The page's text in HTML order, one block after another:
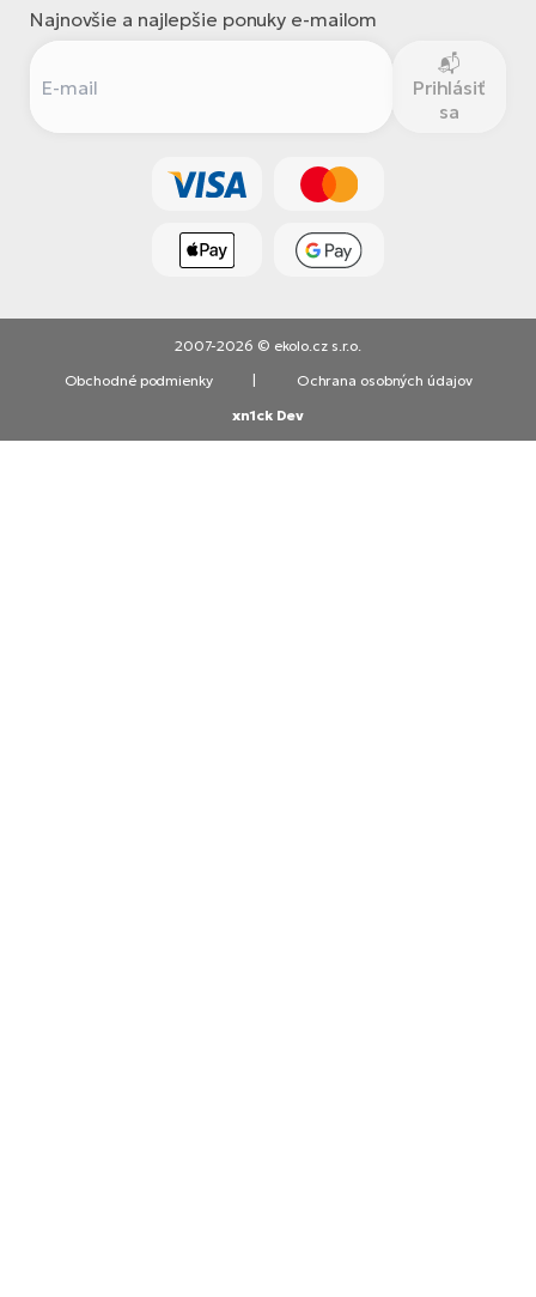
Najnovšie a najlepšie ponuky e-mailom
Prihlásiť
sa
2007-2026 © ekolo.cz s.r.o.
Obchodné podmienky
Ochrana osobných údajov
xn1ck Dev